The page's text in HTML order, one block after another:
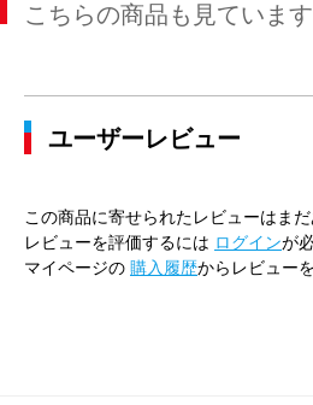
こちらの商品も見ています
ユーザーレビュー
この商品に寄せられたレビューはまだ
レビューを評価するには ログインが
マイページの 購入履歴からレビュー